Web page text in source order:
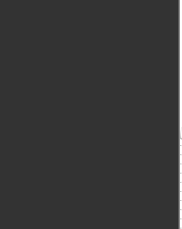
·
·
·
·
·
·
·
·
·